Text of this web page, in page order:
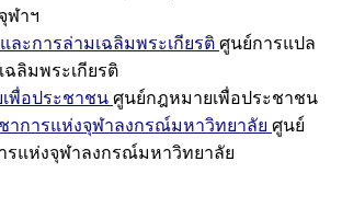
ฬาฯ
ละการล่ามเฉลิมพระเกียรติ ศูนย์การแปล
ฉลิมพระเกียรติ
พื่อประชาชน ศูนย์กฎหมายเพื่อประชาชน
าการแห่งจุฬาลงกรณ์มหาวิทยาลัย ศูนย์
รแห่งจุฬาลงกรณ์มหาวิทยาลัย